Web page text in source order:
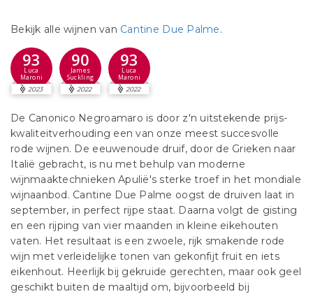
Bekijk alle wijnen van Cantine Due Palme.
93
Luca
Maroni
2023
90
James
Suckling
2022
93
Luca
Maroni
2022
De Canonico Negroamaro is door z'n uitstekende prijs-
kwaliteitverhouding een van onze meest succesvolle
rode wijnen. De eeuwenoude druif, door de Grieken naar
Italië gebracht, is nu met behulp van moderne
wijnmaaktechnieken Apulië's sterke troef in het mondiale
wijnaanbod. Cantine Due Palme oogst de druiven laat in
september, in perfect rijpe staat. Daarna volgt de gisting
en een rijping van vier maanden in kleine eikehouten
vaten. Het resultaat is een zwoele, rijk smakende rode
wijn met verleidelijke tonen van gekonfijt fruit en iets
eikenhout. Heerlijk bij gekruide gerechten, maar ook geel
geschikt buiten de maaltijd om, bijvoorbeeld bij